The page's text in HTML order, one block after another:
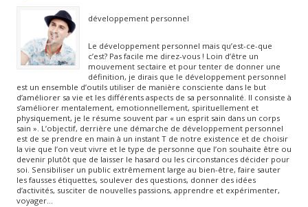
développement personnel
Le développement personnel mais qu’est-ce-que
c’est? Pas facile me direz-vous ! Loin d’être un
mouvement sectaire et pour tenter de donner une
définition, je dirais que le développement personnel
est un ensemble d’outils utiliser de manière consciente dans le but
d’améliorer sa vie et les différents aspects de sa personnalité. Il consiste à
s’améliorer mentalement, emotionnellement, spirituellement et
physiquement, je le résume souvent par « un esprit sain dans un corps
sain ». L’objectif, derrière une démarche de développement personnel
est de se prendre en main à un instant T de notre existence et de choisir
la vie que l’on veut vivre et le type de personne que l’on souhaite être ou
devenir plutôt que de laisser le hasard ou les circonstances décider pour
soi. Sensibiliser un public extrêmement large au bien-être, faire sauter
les fausses étiquettes, soulever des questions, donner des idées
d’activités, susciter de nouvelles passions, apprendre et expérimenter,
voyager…